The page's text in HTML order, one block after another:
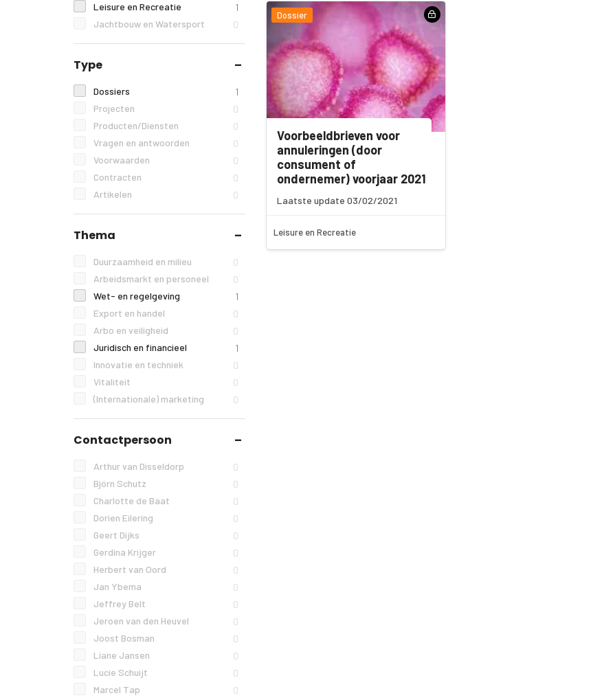
Leisure en Recreatie 1
Jachtbouw en Watersport 0
Type
Dossiers 1
Projecten 0
Producten/Diensten 0
Vragen en antwoorden 0
Voorwaarden 0
Contracten 0
Artikelen 0
Thema
Duurzaamheid en milieu 0
Arbeidsmarkt en personeel 0
Wet- en regelgeving 1
Export en handel 0
Arbo en veiligheid 0
Juridisch en financieel 1
Innovatie en techniek 0
Vitaliteit 0
(Internationale) marketing 0
Contactpersoon
Arthur van Disseldorp 0
Björn Schutz 0
Charlotte de Baat 0
Dorien Eilering 0
Geert Dijks 0
Gerdina Krijger 0
Herbert van Oord 0
Jan Ybema 0
Jeffrey Belt 0
Jeroen van den Heuvel 0
Joost Bosman 0
Liane Jansen 0
Lucie Schuijt 0
Marcel Tap 0
Dossier
Voorbeeldbrieven voor
annuleringen (door
consument of
ondernemer) voorjaar 2021
Laatste update 03/02/2021
Leisure en Recreatie